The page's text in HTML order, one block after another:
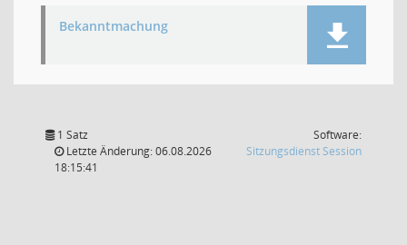
Bekanntmachung
1 Satz
Letzte Änderung: 06.08.2026
18:15:41
Software:
Sitzungsdienst Session(Wird in